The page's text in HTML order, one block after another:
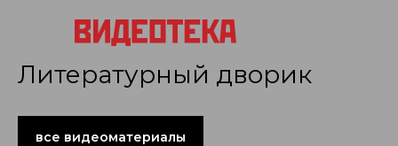
Литературный дворик
все видеоматериалы